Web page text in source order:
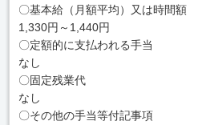
〇基本給（月額平均）又は時間額
1,330円～1,440円
〇定額的に支払われる手当
なし
〇固定残業代
なし
〇その他の手当等付記事項